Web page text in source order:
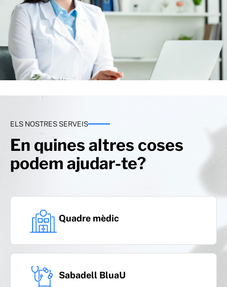
ELS NOSTRES SERVEIS
En quines altres coses
podem ajudar-te?
Quadre mèdic
Sabadell BluaU